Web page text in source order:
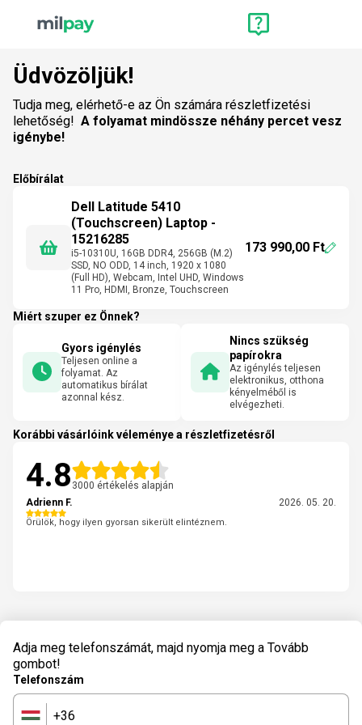
Üdvözöljük!
Tudja meg, elérhető-e az Ön számára részletfizetési
lehetőség! A folyamat mindössze néhány percet vesz
igénybe!
Előbírálat
Dell Latitude 5410
(Touchscreen) Laptop -
15216285
i5-10310U, 16GB DDR4, 256GB (M.2)
SSD, NO ODD, 14 inch, 1920 x 1080
(Full HD), Webcam, Intel UHD, Windows
11 Pro, HDMI, Bronze, Touchscreen
173 990,00 Ft
Miért szuper ez Önnek?
Gyors igénylés
Teljesen online a
folyamat. Az
automatikus bírálat
azonnal kész.
Nincs szükség
papírokra
Az igénylés teljesen
elektronikus, otthona
kényelméből is
elvégezheti.
Korábbi vásárlóink véleménye a részletfizetésről
4.8 3000 értékelés alapján
Adrienn F.
2026. 05. 20.
Örülök, hogy ilyen gyorsan sikerült elintéznem.
Adja meg telefonszámát, majd nyomja meg a Tovább
gombot!
Telefonszám
🇭🇺 +36